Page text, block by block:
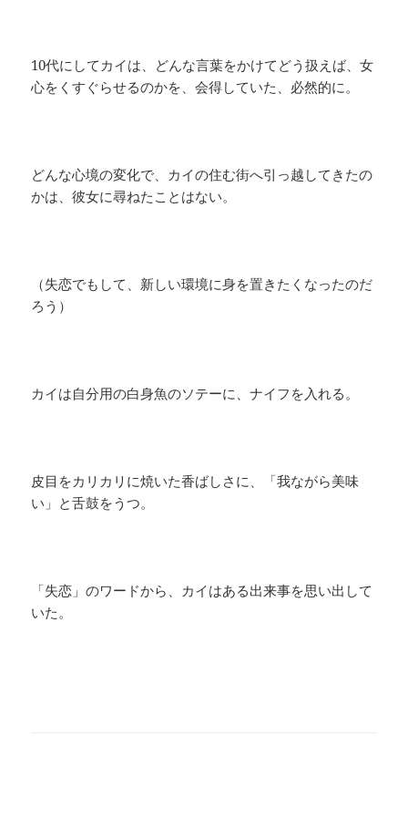
10代にしてカイは、どんな言葉をかけてどう扱えば、女
心をくすぐらせるのかを、会得していた、必然的に。
どんな心境の変化で、カイの住む街へ引っ越してきたの
かは、彼女に尋ねたことはない。
（失恋でもして、新しい環境に身を置きたくなったのだ
ろう）
カイは自分用の白身魚のソテーに、ナイフを入れる。
皮目をカリカリに焼いた香ばしさに、「我ながら美味
い」と舌鼓をうつ。
「失恋」のワードから、カイはある出来事を思い出して
いた。